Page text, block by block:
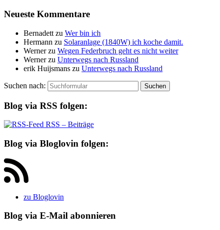
Neueste Kommentare
Bernadett zu Wer bin ich
Hermann zu Solaranlage (1840W) ich koche damit.
Wernerzu Wegen Federbruch geht es nicht weiter
Wernerzu Unterwegs nach Russland
erik Huijsmans zu Unterwegs nach Russland
Suchen nach:
Blog via RSS folgen:
RSS – Beiträge
Blog via Bloglovin folgen:
zu Bloglovin
Blog via E-Mail abonnieren